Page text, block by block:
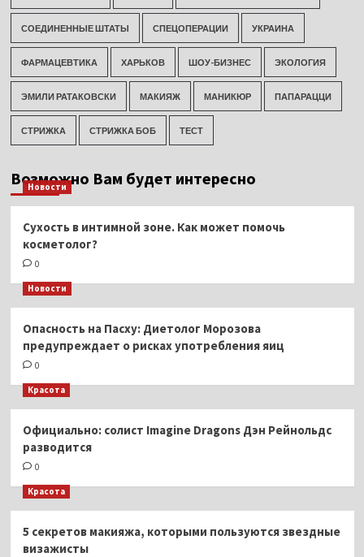
СОЕДИНЕННЫЕ ШТАТЫ СПЕЦОПЕРАЦИИ УКРАИНА
ФАРМАЦЕВТИКА ХАРЬКОВ ШОУ-БИЗНЕС ЭКОЛОГИЯ
ЭМИЛИ РАТАКОВСКИ МАКИЯЖ МАНИКЮР ПАПАРАЦЦИ
СТРИЖКА СТРИЖКА БОБ ТЕСТ
Возможно Вам будет интересно
Новости
Сухость в интимной зоне. Как может помочь
косметолог?
0
Новости
Опасность на Пасху: Диетолог Морозова
предупреждает о рисках употребления яиц
0
Красота
Официально: солист Imagine Dragons Дэн Рейнольдс
разводится
0
Красота
5 секретов макияжа, которыми пользуются звездные
визажисты